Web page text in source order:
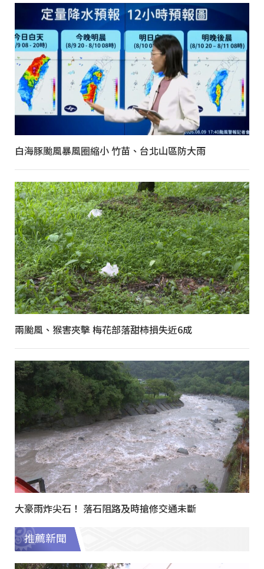
白海豚颱風暴風圈縮小 竹苗、台北山區防大雨
兩颱風、猴害夾擊 梅花部落甜柿損失近6成
大豪雨炸尖石！ 落石阻路及時搶修交通未斷
推薦新聞